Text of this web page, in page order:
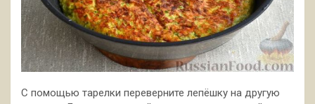
С помощью тарелки переверните лепёшку на другую